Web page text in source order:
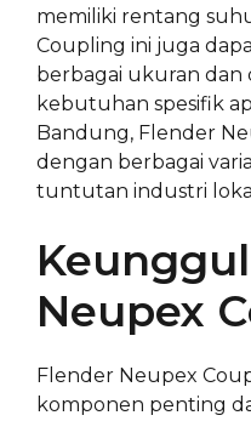
memiliki rentang
Coupling ini juga
berbagai ukuran dan
kebutuhan spesifik
Bandung, Flender
dengan berbagai
tuntutan industri
Neupex
Flender Neupex
komponen penting